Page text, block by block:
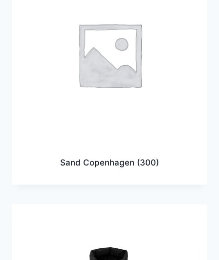
Sand Copenhagen (300)